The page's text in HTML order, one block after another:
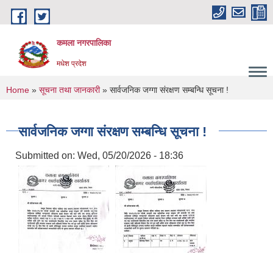
Skip to main content
कमला नगरपालिका
मधेश प्रदेश
You are here
Home » सूचना तथा जानकारी» सार्वजनिक जग्गा संरक्षण सम्बन्धि सूचना !
सार्वजनिक जग्गा संरक्षण सम्बन्धि सूचना !
Submitted on: Wed, 05/20/2026 - 18:36